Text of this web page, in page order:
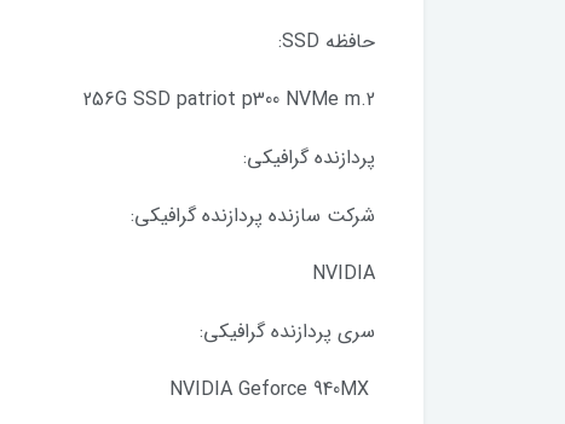
حافظه SSD:
256G SSD patriot p300 NVMe m.2
پردازنده گرافیکی:
شرکت سازنده پردازنده گرافيکی:
NVIDIA
سری پردازنده گرافيکی: